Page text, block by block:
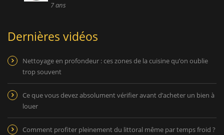
7 ans
Dernières vidéos
Nettoyage en profondeur : ces zones de la cuisine qu’on oublie
trop souvent
Ce que vous devez absolument vérifier avant d’acheter un bien à
louer
Comment profiter pleinement du littoral même par temps froid ?